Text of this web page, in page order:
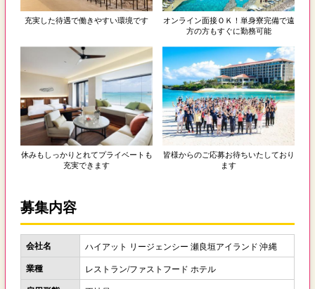
充実した待遇で働きやすい環境です
オンライン面接ＯＫ！単身寮完備で遠
方の方もすぐに勤務可能
休みもしっかりとれてプライベートも
充実できます
皆様からのご応募お待ちいたしており
ます
募集内容
会社名 ハイアット リージェンシー 瀬良垣アイランド 沖縄
業種 レストラン/ファストフード ホテル